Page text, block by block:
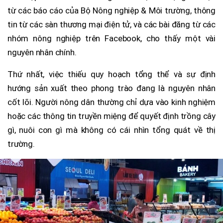
từ các báo cáo của Bộ Nông nghiệp & Môi trường, thông
tin từ các sàn thương mại điện tử, và các bài đăng từ các
nhóm nông nghiệp trên Facebook, cho thấy một vài
nguyên nhân chính.
Thứ nhất, việc thiếu quy hoạch tổng thể và sự định
hướng sản xuất theo phong trào đang là nguyên nhân
cốt lõi. Người nông dân thường chỉ dựa vào kinh nghiệm
hoặc các thông tin truyền miệng để quyết định trồng cây
gì, nuôi con gì mà không có cái nhìn tổng quát về thị
trường.